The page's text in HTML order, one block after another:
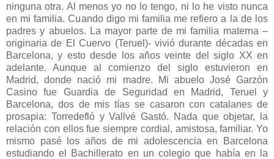
ninguna otra. Al menos yo no lo tengo, ni lo he visto nunca
en mi familia. Cuando digo mi familia me refiero a la de los
padres y abuelos. La mayor parte de mi familia materna –
originaria de El Cuervo (Teruel)- vivió durante décadas en
Barcelona, y esto desde los años veinte del siglo XX en
adelante. Aunque al comienzo del siglo estuvieron en
Madrid, donde nació mi madre. Mi abuelo José Garzón
Casino fue Guardia de Seguridad en Madrid, Teruel y
Barcelona, dos de mis tías se casaron con catalanes de
prosapia: Torredefló y Vallvé Gastó. Nada que objetar, la
relación con ellos fue siempre cordial, amistosa, familiar. Yo
mismo pasé los años de mi adolescencia en Barcelona
estudiando el Bachillerato en un colegio que había en la